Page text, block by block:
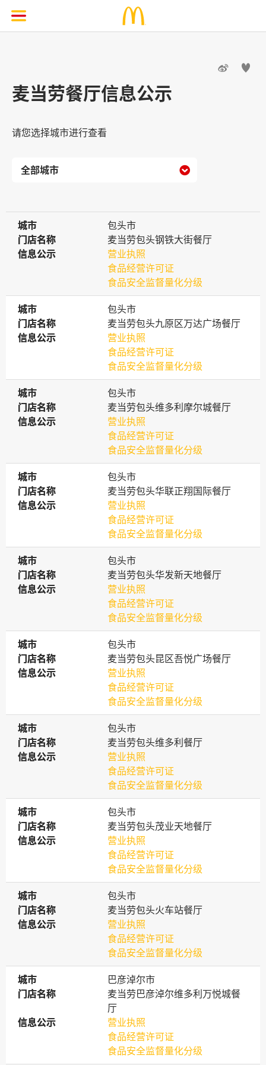
 
麦当劳餐厅信息公示
请您选择城市进行查看

城市
城市
包头市
门店名称
门店名称
麦当劳包头钢铁大街餐厅
信息公示
信息公示
营业执照
食品经营许可证
食品安全监督量化分级
城市
城市
包头市
门店名称
门店名称
麦当劳包头九原区万达广场餐厅
信息公示
信息公示
营业执照
食品经营许可证
食品安全监督量化分级
城市
城市
包头市
门店名称
门店名称
麦当劳包头维多利摩尔城餐厅
信息公示
信息公示
营业执照
食品经营许可证
食品安全监督量化分级
城市
城市
包头市
门店名称
门店名称
麦当劳包头华联正翔国际餐厅
信息公示
信息公示
营业执照
食品经营许可证
食品安全监督量化分级
城市
城市
包头市
门店名称
门店名称
麦当劳包头华发新天地餐厅
信息公示
信息公示
营业执照
食品经营许可证
食品安全监督量化分级
城市
城市
包头市
门店名称
门店名称
麦当劳包头昆区吾悦广场餐厅
信息公示
信息公示
营业执照
食品经营许可证
食品安全监督量化分级
城市
城市
包头市
门店名称
门店名称
麦当劳包头维多利餐厅
信息公示
信息公示
营业执照
食品经营许可证
食品安全监督量化分级
城市
城市
包头市
门店名称
门店名称
麦当劳包头茂业天地餐厅
信息公示
信息公示
营业执照
食品经营许可证
食品安全监督量化分级
城市
城市
包头市
门店名称
门店名称
麦当劳包头火车站餐厅
信息公示
信息公示
营业执照
食品经营许可证
食品安全监督量化分级
城市
城市
巴彦淖尔市
门店名称
门店名称
麦当劳巴彦淖尔维多利万悦城餐
厅
信息公示
信息公示
营业执照
食品经营许可证
食品安全监督量化分级